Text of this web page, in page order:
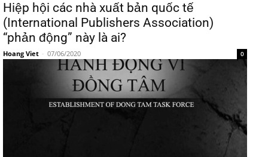
Hiệp hội các nhà xuất bản quốc tế
(International Publishers Association)
“phản động” này là ai?
Hoang Viet - 07/06/2020 0